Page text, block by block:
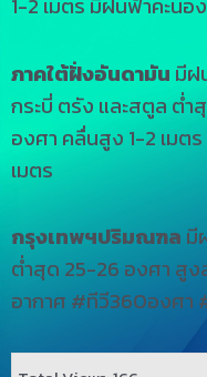
ภาคใต้ฝั่งอันดามัน มีฝ
กระบี่ ตรัง และสตูล ต่
องศา คลื่นสูง 1-2 เมต
เมตร
กรุงเทพฯปริมณฑล มี
ต่ำสุด 25-26 องศา สู
อากาศ #ทีวี360องศา